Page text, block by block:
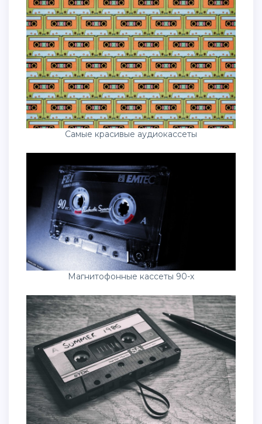
Самые красивые аудиокассеты
Магнитофонные кассеты 90-х